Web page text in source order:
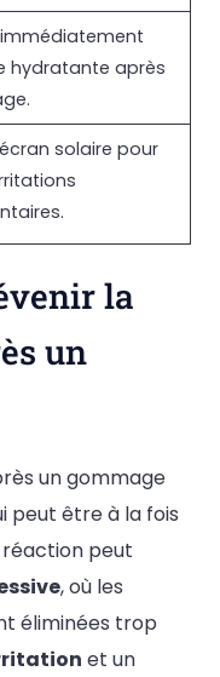
hydratante après
solaire pour
la
un
un gommage
peut être à la fois
peut
, où les
éliminées trop
et un